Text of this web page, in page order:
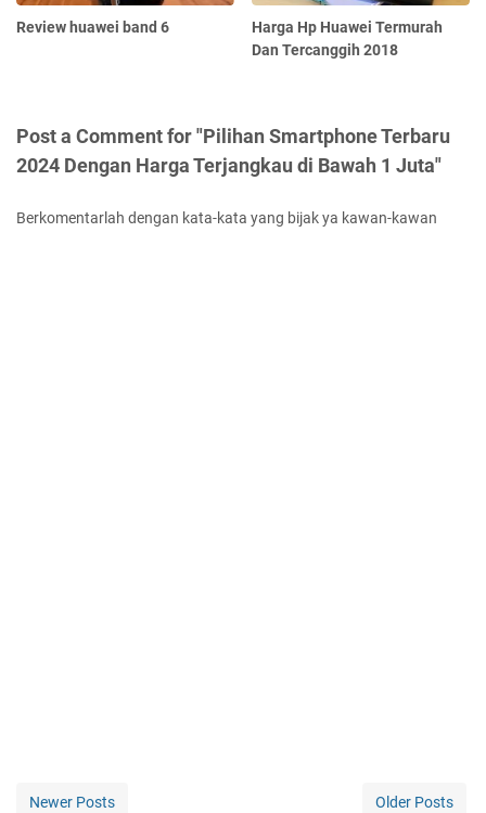
Review huawei band 6
Harga Hp Huawei Termurah
Dan Tercanggih 2018
Post a Comment for "Pilihan Smartphone Terbaru
2024 Dengan Harga Terjangkau di Bawah 1 Juta"
Berkomentarlah dengan kata-kata yang bijak ya kawan-kawan
Newer Posts Older Posts